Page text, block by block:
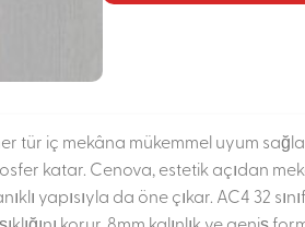
tür iç mekâna mükemmel uyum
katar. Cenova, estetik açıdan
yapısıyla da öne çıkar. AC4 32